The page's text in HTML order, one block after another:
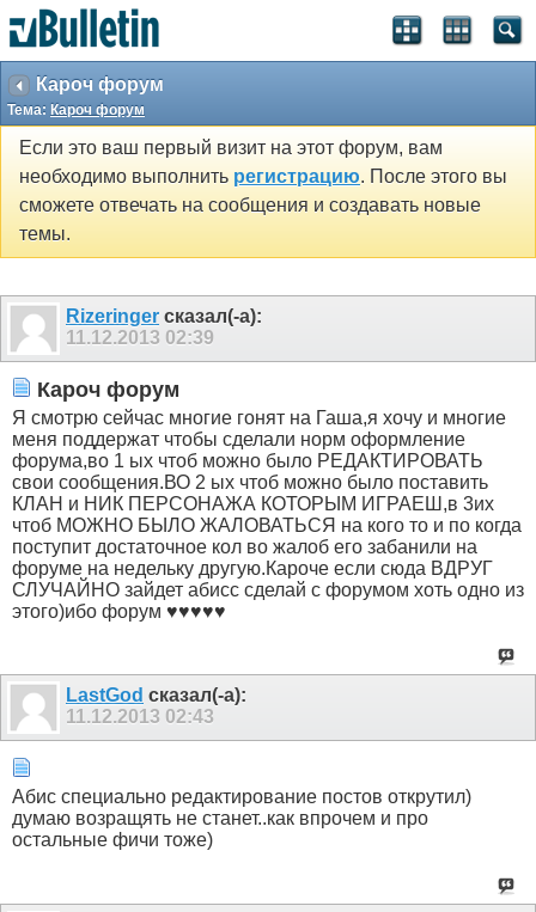
Кароч форум
Тема: Кароч форум
Если это ваш первый визит на этот форум, вам
необходимо выполнить регистрацию. После этого вы
сможете отвечать на сообщения и создавать новые
темы.
Rizeringer сказал(-а):
11.12.2013 02:39
Кароч форум
Я смотрю сейчас многие гонят на Гаша,я хочу и многие
меня поддержат чтобы сделали норм оформление
форума,во 1 ых чтоб можно было РЕДАКТИРОВАТЬ
свои сообщения.ВО 2 ых чтоб можно было поставить
КЛАН и НИК ПЕРСОНАЖА КОТОРЫМ ИГРАЕШ,в 3их
чтоб МОЖНО БЫЛО ЖАЛОВАТЬСЯ на кого то и по когда
поступит достаточное кол во жалоб его забанили на
форуме на недельку другую.Кароче если сюда ВДРУГ
СЛУЧАЙНО зайдет абисс сделай с форумом хоть одно из
этого)ибо форум ♥♥♥♥♥
LastGod сказал(-а):
11.12.2013 02:43
Абис специально редактирование постов открутил)
думаю возращять не станет..как впрочем и про
остальные фичи тоже)